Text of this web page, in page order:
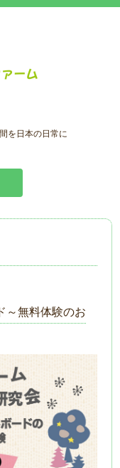
を日本の日常に
～無料体験のお